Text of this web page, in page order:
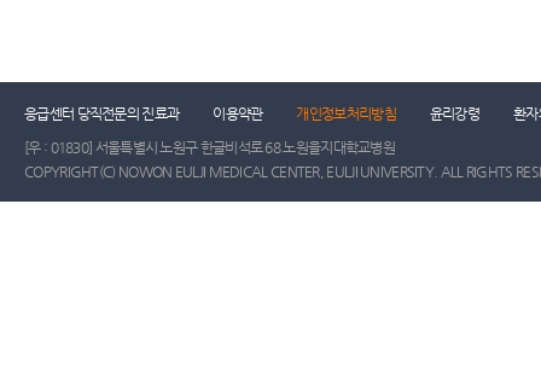
응급센터 당직전문의 진료과 이용약관 개인정보처리방침 윤리강령
환자
[우 : 01830] 서울특별시 노원구 한글비석로 68 노원을지대학교병원
COPYRIGHT(C) NOWON EULJI MEDICAL CENTER, EULJI UNIVERSITY. ALL RIGHTS